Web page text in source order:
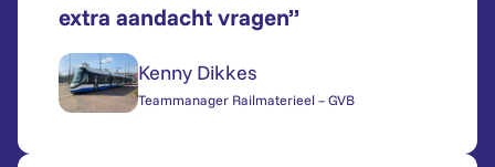
extra aandacht vragen”
Kenny Dikkes
Teammanager Railmaterieel – GVB